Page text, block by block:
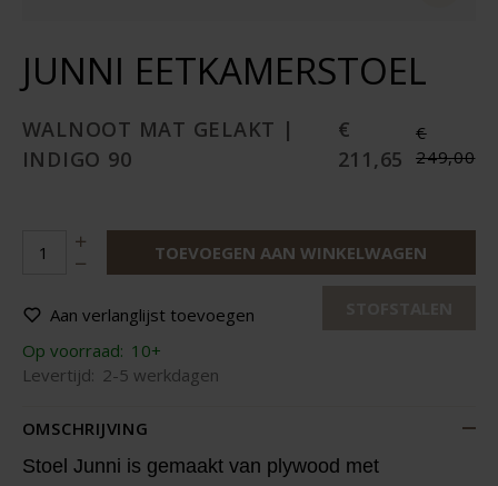
JUNNI EETKAMERSTOEL
WALNOOT MAT GELAKT |
INDIGO 90
€
211,65
€
249,00
TOEVOEGEN AAN WINKELWAGEN
Aan verlanglijst toevoegen
Op voorraad: 10+
Levertijd: 2-5 werkdagen
OMSCHRIJVING
Stoel Junni is gemaakt van plywood met